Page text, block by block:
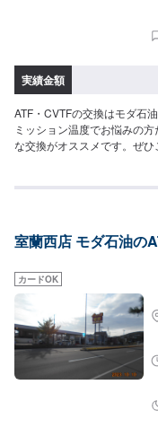
実績金額
ATF・CVTFの交換はモダ石
ミッション温度でお悩みの
な交換がオススメです。ぜ
室蘭西店 モダ石油の
カードOK